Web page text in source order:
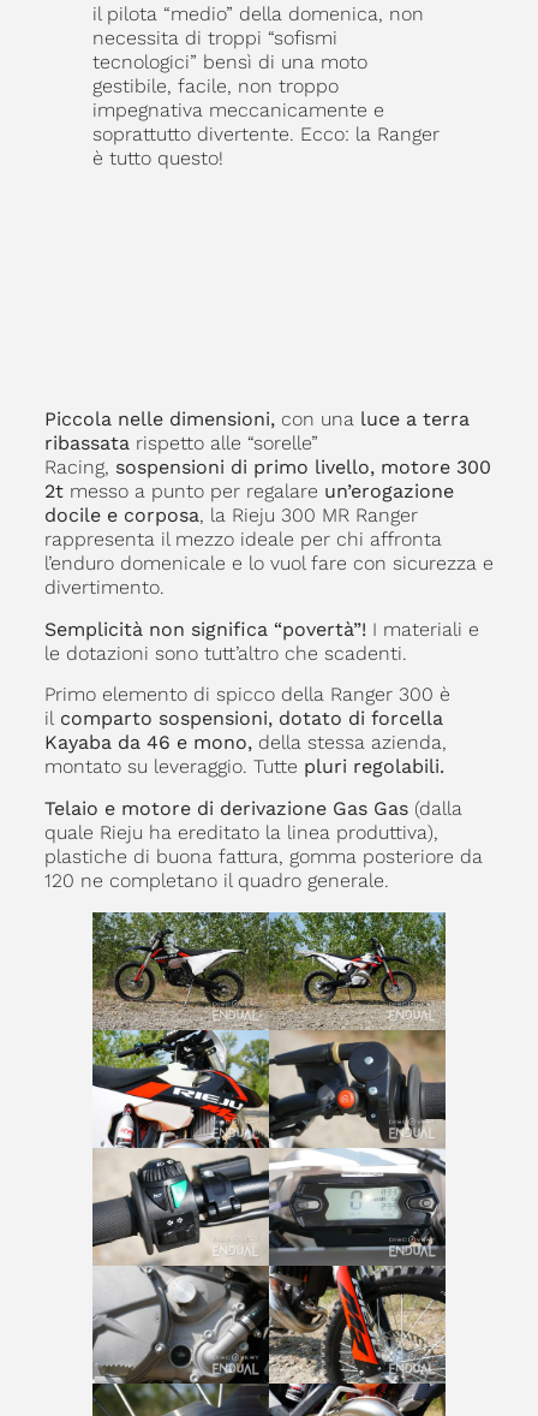
il pilota “medio” della domenica, non
necessita di troppi “sofismi
tecnologici” bensì di una moto
gestibile, facile, non troppo
impegnativa meccanicamente e
soprattutto divertente. Ecco: la Ranger
è tutto questo!
Piccola nelle dimensioni,con una luce a terra
ribassatarispetto alle “sorelle”
Racing, sospensioni di primo livello, motore 300
2tmesso a punto per regalare un’erogazione
docile e corposa, la Rieju 300 MR Ranger
rappresenta il mezzo ideale per chi affronta
l’enduro domenicale e lo vuol fare con sicurezza e
divertimento.
Semplicità non significa “povertà”! I materiali e
le dotazioni sono tutt’altro che scadenti.
Primo elemento di spicco della Ranger 300 è
il comparto sospensioni, dotato di forcella
Kayaba da 46 e mono,della stessa azienda,
montato su leveraggio. Tutte pluri regolabili.
Telaio e motore di derivazione Gas Gas (dalla
quale Rieju ha ereditato la linea produttiva),
plastiche di buona fattura, gomma posteriore da
120 ne completano il quadro generale.